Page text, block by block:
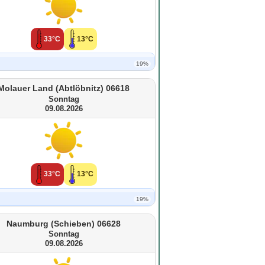
33°C 13°C
19%
Land (Abtlöbnitz) 06618
Sonntag
09.08.2026
33°C 13°C
19%
Naumburg (Schieben) 06628
Sonntag
09.08.2026